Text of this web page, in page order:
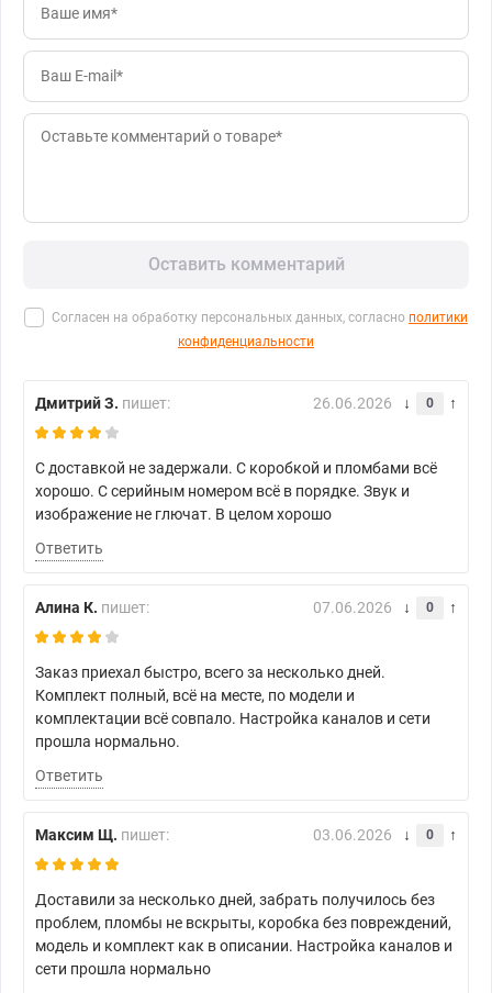
Оставить комментарий
Согласен на обработку персональных данных, согласно политики
конфиденциальности
Дмитрий З. пишет: 26.06.2026 0
С доставкой не задержали. С коробкой и пломбами всё
хорошо. С серийным номером всё в порядке. Звук и
изображение не глючат. В целом хорошо
Ответить
Алина К. пишет: 07.06.2026 0
Заказ приехал быстро, всего за несколько дней.
Комплект полный, всё на месте, по модели и
комплектации всё совпало. Настройка каналов и сети
прошла нормально.
Ответить
Максим Щ. пишет: 03.06.2026 0
Доставили за несколько дней, забрать получилось без
проблем, пломбы не вскрыты, коробка без повреждений,
модель и комплект как в описании. Настройка каналов и
сети прошла нормально